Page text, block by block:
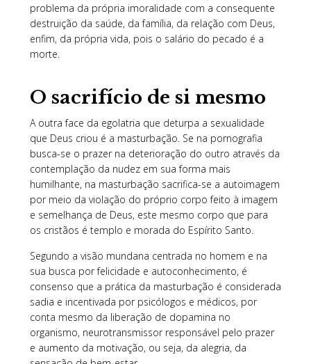
problema da própria imoralidade com a consequente
destruição da saúde, da família, da relação com Deus,
enfim, da própria vida, pois o salário do pecado é a
morte.
O sacrifício de si mesmo
A outra face da egolatria que deturpa a sexualidade
que Deus criou é a masturbação. Se na pornografia
busca-se o prazer na deterioração do outro através da
contemplação da nudez em sua forma mais
humilhante, na masturbação sacrifica-se a autoimagem
por meio da violação do próprio corpo feito à imagem
e semelhança de Deus, este mesmo corpo que para
os cristãos é templo e morada do Espírito Santo.
Segundo a visão mundana centrada no homem e na
sua busca por felicidade e autoconhecimento, é
consenso que a prática da masturbação é considerada
sadia e incentivada por psicólogos e médicos, por
conta mesmo da liberação de dopamina no
organismo, neurotransmissor responsável pelo prazer
e aumento da motivação, ou seja, da alegria, da